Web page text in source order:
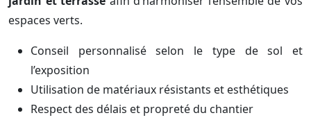
espaces verts.
Conseil personnalisé selon le type de sol et
l’exposition
Utilisation de matériaux résistants et esthétiques
Respect des délais et propreté du chantier